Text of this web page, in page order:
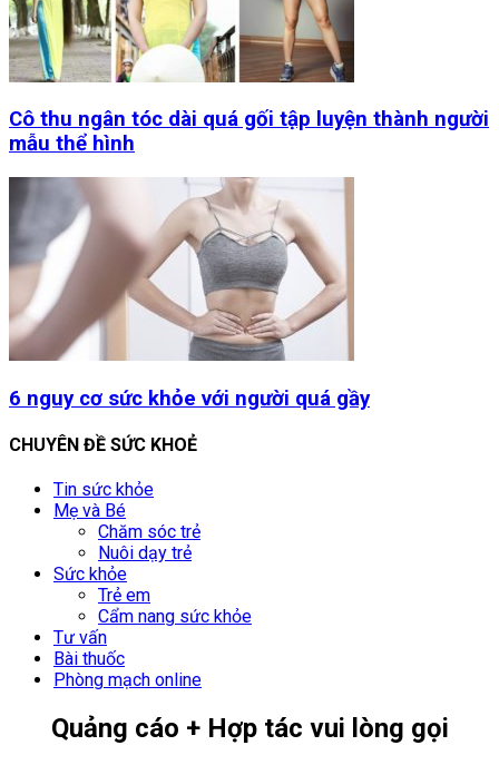
Cô thu ngân tóc dài quá gối tập luyện thành người
mẫu thể hình
6 nguy cơ sức khỏe với người quá gầy
CHUYÊN ĐỀ SỨC KHOẺ
Tin sức khỏe
Mẹ và Bé
Chăm sóc trẻ
Nuôi dạy trẻ
Sức khỏe
Trẻ em
Cẩm nang sức khỏe
Tư vấn
Bài thuốc
Phòng mạch online
Quảng cáo + Hợp tác vui lòng gọi